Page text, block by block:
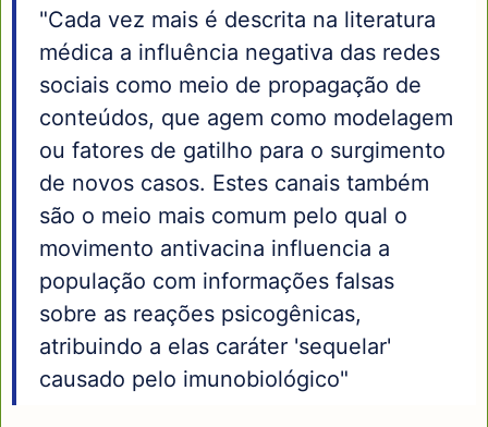
"Cada vez mais é descrita na literatura
médica a influência negativa das redes
sociais como meio de propagação de
conteúdos, que agem como modelagem
ou fatores de gatilho para o surgimento
de novos casos. Estes canais também
são o meio mais comum pelo qual o
movimento antivacina influencia a
população com informações falsas
sobre as reações psicogênicas,
atribuindo a elas caráter 'sequelar'
causado pelo imunobiológico"